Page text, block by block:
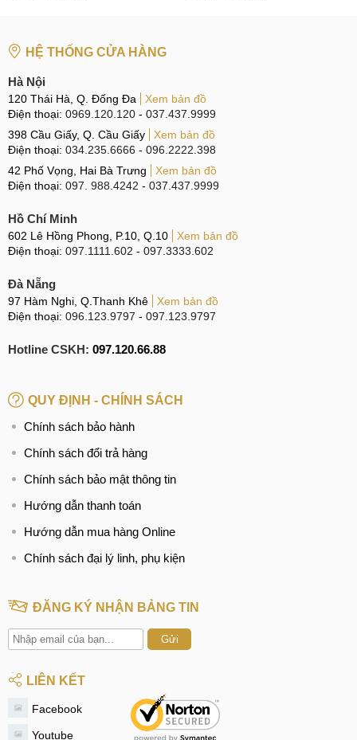
HỆ THỐNG CỬA HÀNG
Hà Nội
120 Thái Hà, Q. Đống Đa
Xem bản đồ
Điện thoại: 0969.120.120 - 037.437.9999
398 Cầu Giấy, Q. Cầu Giấy
Xem bản đồ
Điện thoại: 034.235.6666 - 096.2222.398
42 Phố Vọng, Hai Bà Trưng
Xem bản đồ
Điện thoại: 097. 988.4242 - 037.437.9999
Hồ Chí Minh
602 Lê Hồng Phong, P.10, Q.10
Xem bản đồ
Điện thoại: 097.1111.602 - 097.3333.602
Đà Nẵng
97 Hàm Nghi, Q.Thanh Khê
Xem bản đồ
Điện thoại: 096.123.9797 - 097.123.9797
Hotline CSKH: 097.120.66.88
QUY ĐỊNH - CHÍNH SÁCH
Chính sách bảo hành
Chính sách đổi trả hàng
Chính sách bảo mật thông tin
Hướng dẫn thanh toán
Hướng dẫn mua hàng Online
Chính sách đại lý linh, phụ kiện
ĐĂNG KÝ NHẬN BẢNG TIN
Gửi
LIÊN KẾT
Facebook
Youtube